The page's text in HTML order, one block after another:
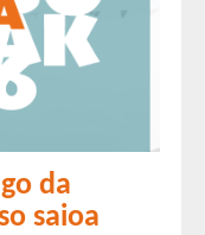
da
saioa